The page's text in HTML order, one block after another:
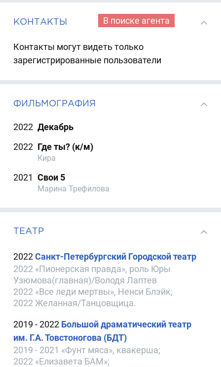
КОНТАКТЫ В поиске агента
Контакты могут видеть только
зарегистрированные пользователи
ФИЛЬМОГРАФИЯ
2022 Декабрь
2022 Где ты? (к/м)
Кира
2021 Свои 5
Марина Трефилова
ТЕАТР
2022Санкт-Петербургский Городской театр
2022 «Пионерская правда», роль Юры
Узюмова(главная)/Володя Лаптев
2022 «Все леди мертвы», Ненси Блэйк;
2022 Желанная/Танцовщица.
2019 - 2022 Большой драматический театр
им. Г.А. Товстоногова (БДТ)
2019 - 2021 «Фунт мяса», квакерша;
2022 «Елизавета БАМ»;